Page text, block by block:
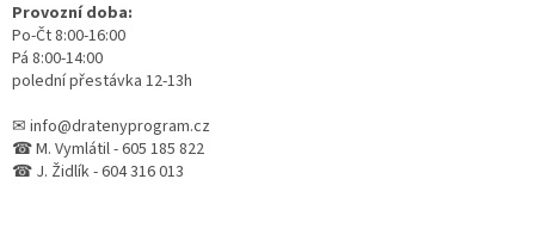
Provozní doba:
Po-Čt 8:00-16:00
Pá 8:00-14:00
polední přestávka 12-13h
✉ info@dratenyprogram.cz
☎ M. Vymlátil - 605 185 822
☎ J. Židlík - 604 316 013